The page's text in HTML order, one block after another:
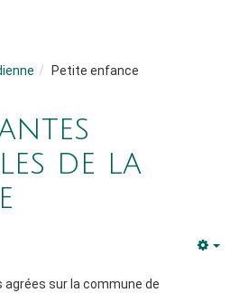
Petite enfance
de la
sur la commune de